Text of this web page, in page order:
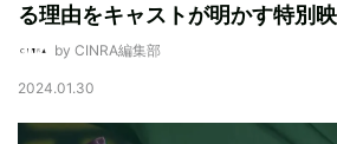
る理由をキャストが明かす特別
by CINRA編集部
2024.01.30